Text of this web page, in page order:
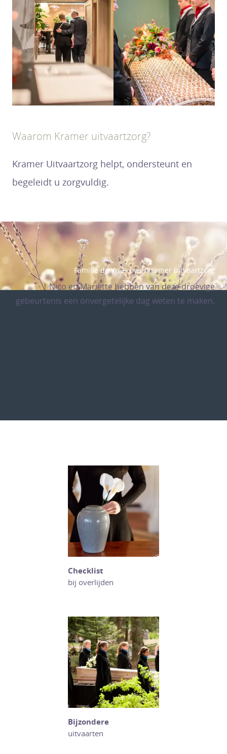
Waarom Kramer uitvaartzorg?
Kramer Uitvaartzorg helpt, ondersteunt en
begeleidt u zorgvuldig.
Familie de Vries over Kramer uitvaartzorg
Nico en Mariette hebben van deze droevige
gebeurtenis een onvergetelijke dag weten te maken.
Checklist
bij overlijden
Bijzondere
uitvaarten